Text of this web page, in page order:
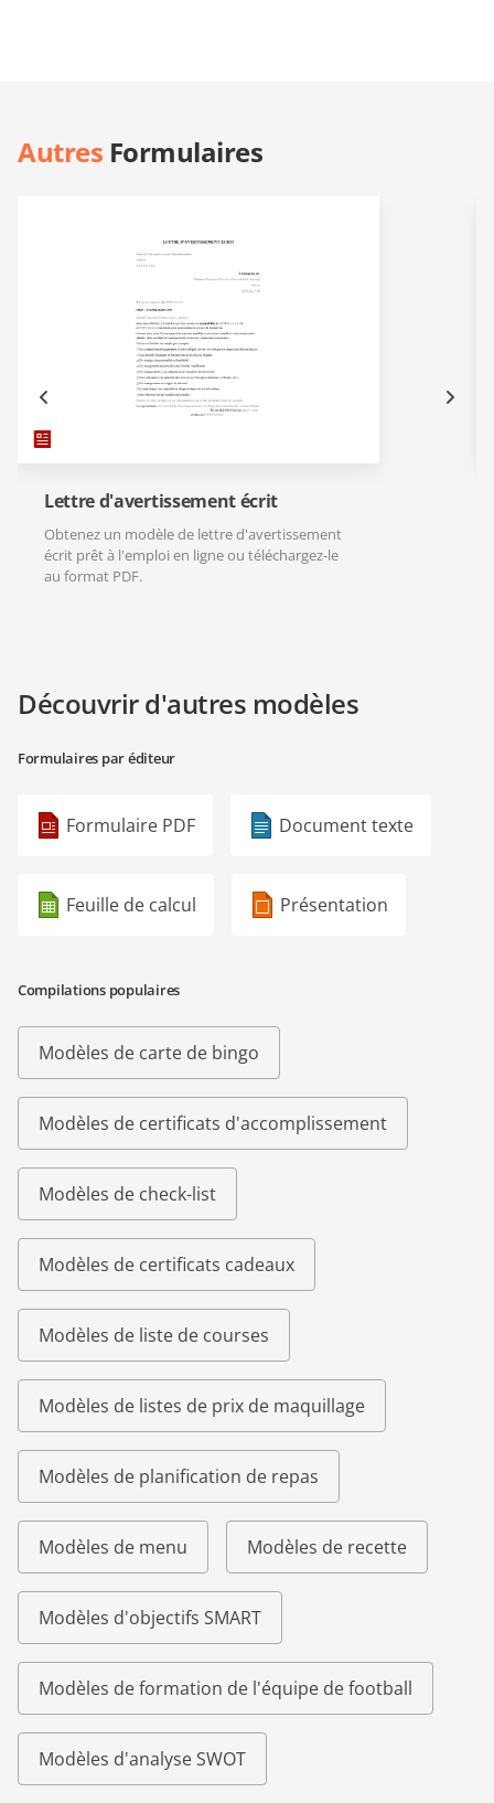
Autres Formulaires
Lettre d'avertissement écrit
Obtenez un modèle de lettre d'avertissement
écrit prêt à l'emploi en ligne ou téléchargez-le
au format PDF.
Découvrir d'autres modèles
Formulaires par éditeur
Formulaire PDF Document texte
Feuille de calcul Présentation
Compilations populaires
Modèles de carte de bingo
Modèles de certificats d'accomplissement
Modèles de check-list
Modèles de certificats cadeaux
Modèles de liste de courses
Modèles de listes de prix de maquillage
Modèles de planification de repas
Modèles de menu Modèles de recette
Modèles d'objectifs SMART
Modèles de formation de l'équipe de football
Modèles d'analyse SWOT